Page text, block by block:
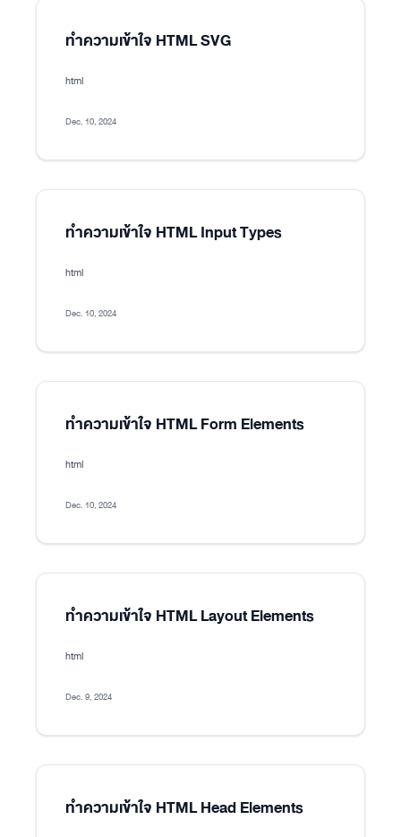
ทำความเข้าใจ HTML SVG
html
Dec. 10, 2024
ทำความเข้าใจ HTML Input Types
html
Dec. 10, 2024
ทำความเข้าใจ HTML Form Elements
html
Dec. 10, 2024
ทำความเข้าใจ HTML Layout Elements
html
Dec. 9, 2024
ทำความเข้าใจ HTML Head Elements